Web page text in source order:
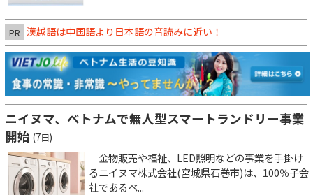
PR 漢越語は中国語より日本語の音読みに近い！
ニイヌマ、ベトナムで無人型スマートランドリー事業
開始 (7日)
金物販売や福祉、LED照明などの事業を手掛け
るニイヌマ株式会社(宮城県石巻市)は、100％子会
社であるベ...